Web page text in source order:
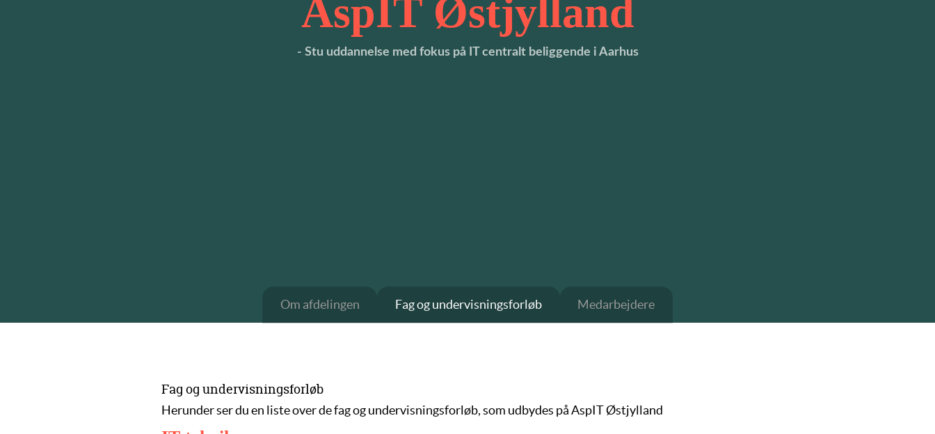
AspIT Østjylland
- Stu uddannelse med fokus på IT centralt beliggende i Aarhus
Om afdelingen Fag og undervisningsforløb Medarbejdere
Fag og undervisningsforløb
Herunder ser du en liste over de fag og undervisningsforløb, som udbydes på AspIT Østjylland